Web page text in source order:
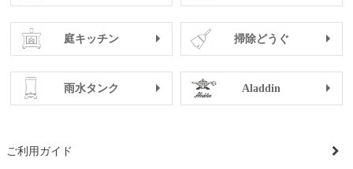
庭キッチン 掃除どうぐ
雨水タンク Aladdin
ご利用ガイド